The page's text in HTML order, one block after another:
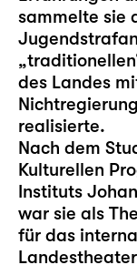
sammelte sie
des Landes
realisierte.
Nach dem
Kulturellen
Instituts
war sie als
für das